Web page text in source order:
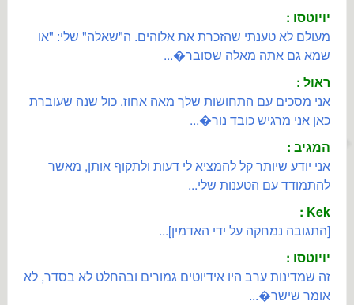
יויוטסו :
מעולם לא טענתי שהזכרת את אלוהים. ה"שאלה" שלי: "או
שמא גם אתה מאלה שסובר�...
ראול :
אני מסכים עם התחושות שלך מאה אחוז. כול שנה שעוברת
כאן אני מרגיש כובד נור�...
המגיב :
אני יודע שיותר קל להמציא לי דעות ולתקוף אותן, מאשר
להתמודד עם הטענות שלי...
Kek :
[התגובה נמחקה על ידי האדמין]...
יויוטסו :
זה שמדינות ערב היו אידיוטים גמורים ובהחלט לא בסדר, לא
אומר שישר�...